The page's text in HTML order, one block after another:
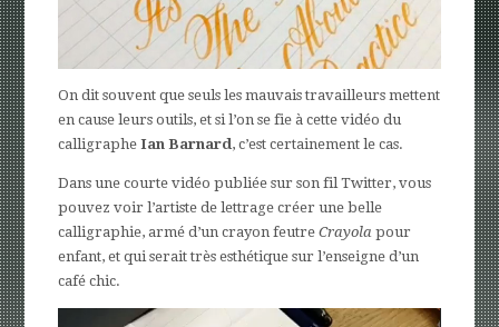
On dit souvent que seuls les mauvais travailleurs mettent
en cause leurs outils, et si l’on se fie à cette vidéo du
calligrapheIan Barnard, c’est certainement le cas.
Dans une courte vidéo publiée sur son fil Twitter, vous
pouvez voir l’artiste de lettrage créer une belle
calligraphie, armé d’un crayon feutreCrayola pour
enfant, et qui serait très esthétique sur l’enseigne d’un
café chic.